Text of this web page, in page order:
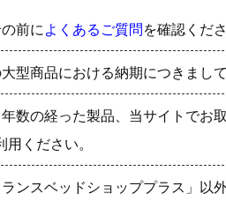
前に よくあるご質問を確認くださ
型商品における納期につきまし
数の経った製品、当サイトでお
用ください。
ンスベッドショッププラス」以